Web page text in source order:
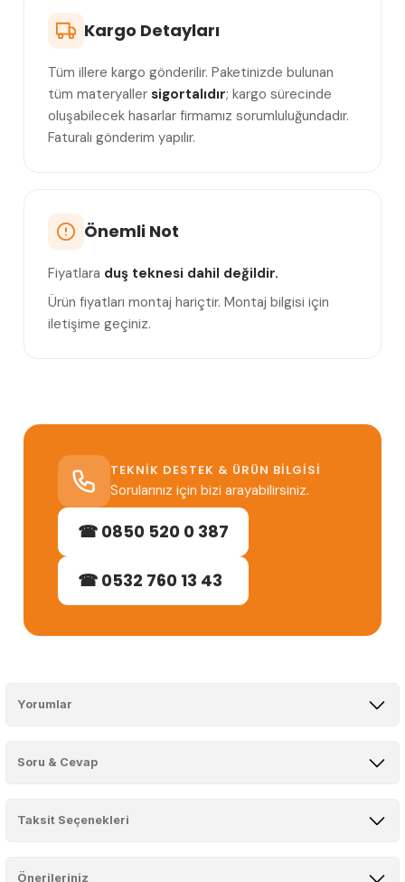
Kargo Detayları
Tüm illere kargo gönderilir. Paketinizde bulunan
tüm materyaller sigortalıdır; kargo sürecinde
oluşabilecek hasarlar firmamız sorumluluğundadır.
Faturalı gönderim yapılır.
Önemli Not
Fiyatlara duş teknesi dahil değildir.
Ürün fiyatları montaj hariçtir. Montaj bilgisi için
iletişime geçiniz.
TEKNIK DESTEK & ÜRÜN BILGISI
Sorularınız için bizi arayabilirsiniz.
☎ 0850 520 0 387
☎ 0532 760 13 43
Yorumlar
O... D... | 19/03/2024
Soru & Cevap
Taksit Seçenekleri
Önerileriniz